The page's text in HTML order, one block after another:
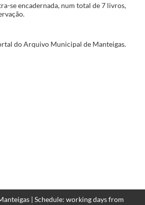
se encadernada, num total de 7 livros,
do Arquivo Municipal de Manteigas.
| Schedule: working days from